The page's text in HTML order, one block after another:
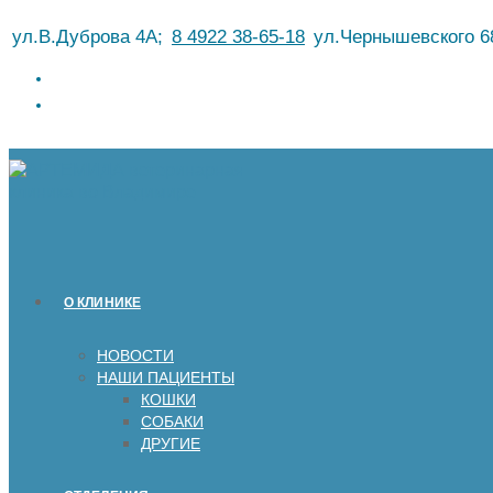
кул.В.Дуброва 4А; 8 4922 38-65-18 ул.Чернышевского
О КЛИНИКЕ
НОВОСТИ
НАШИ ПАЦИЕНТЫ
КОШКИ
СОБАКИ
ДРУГИЕ